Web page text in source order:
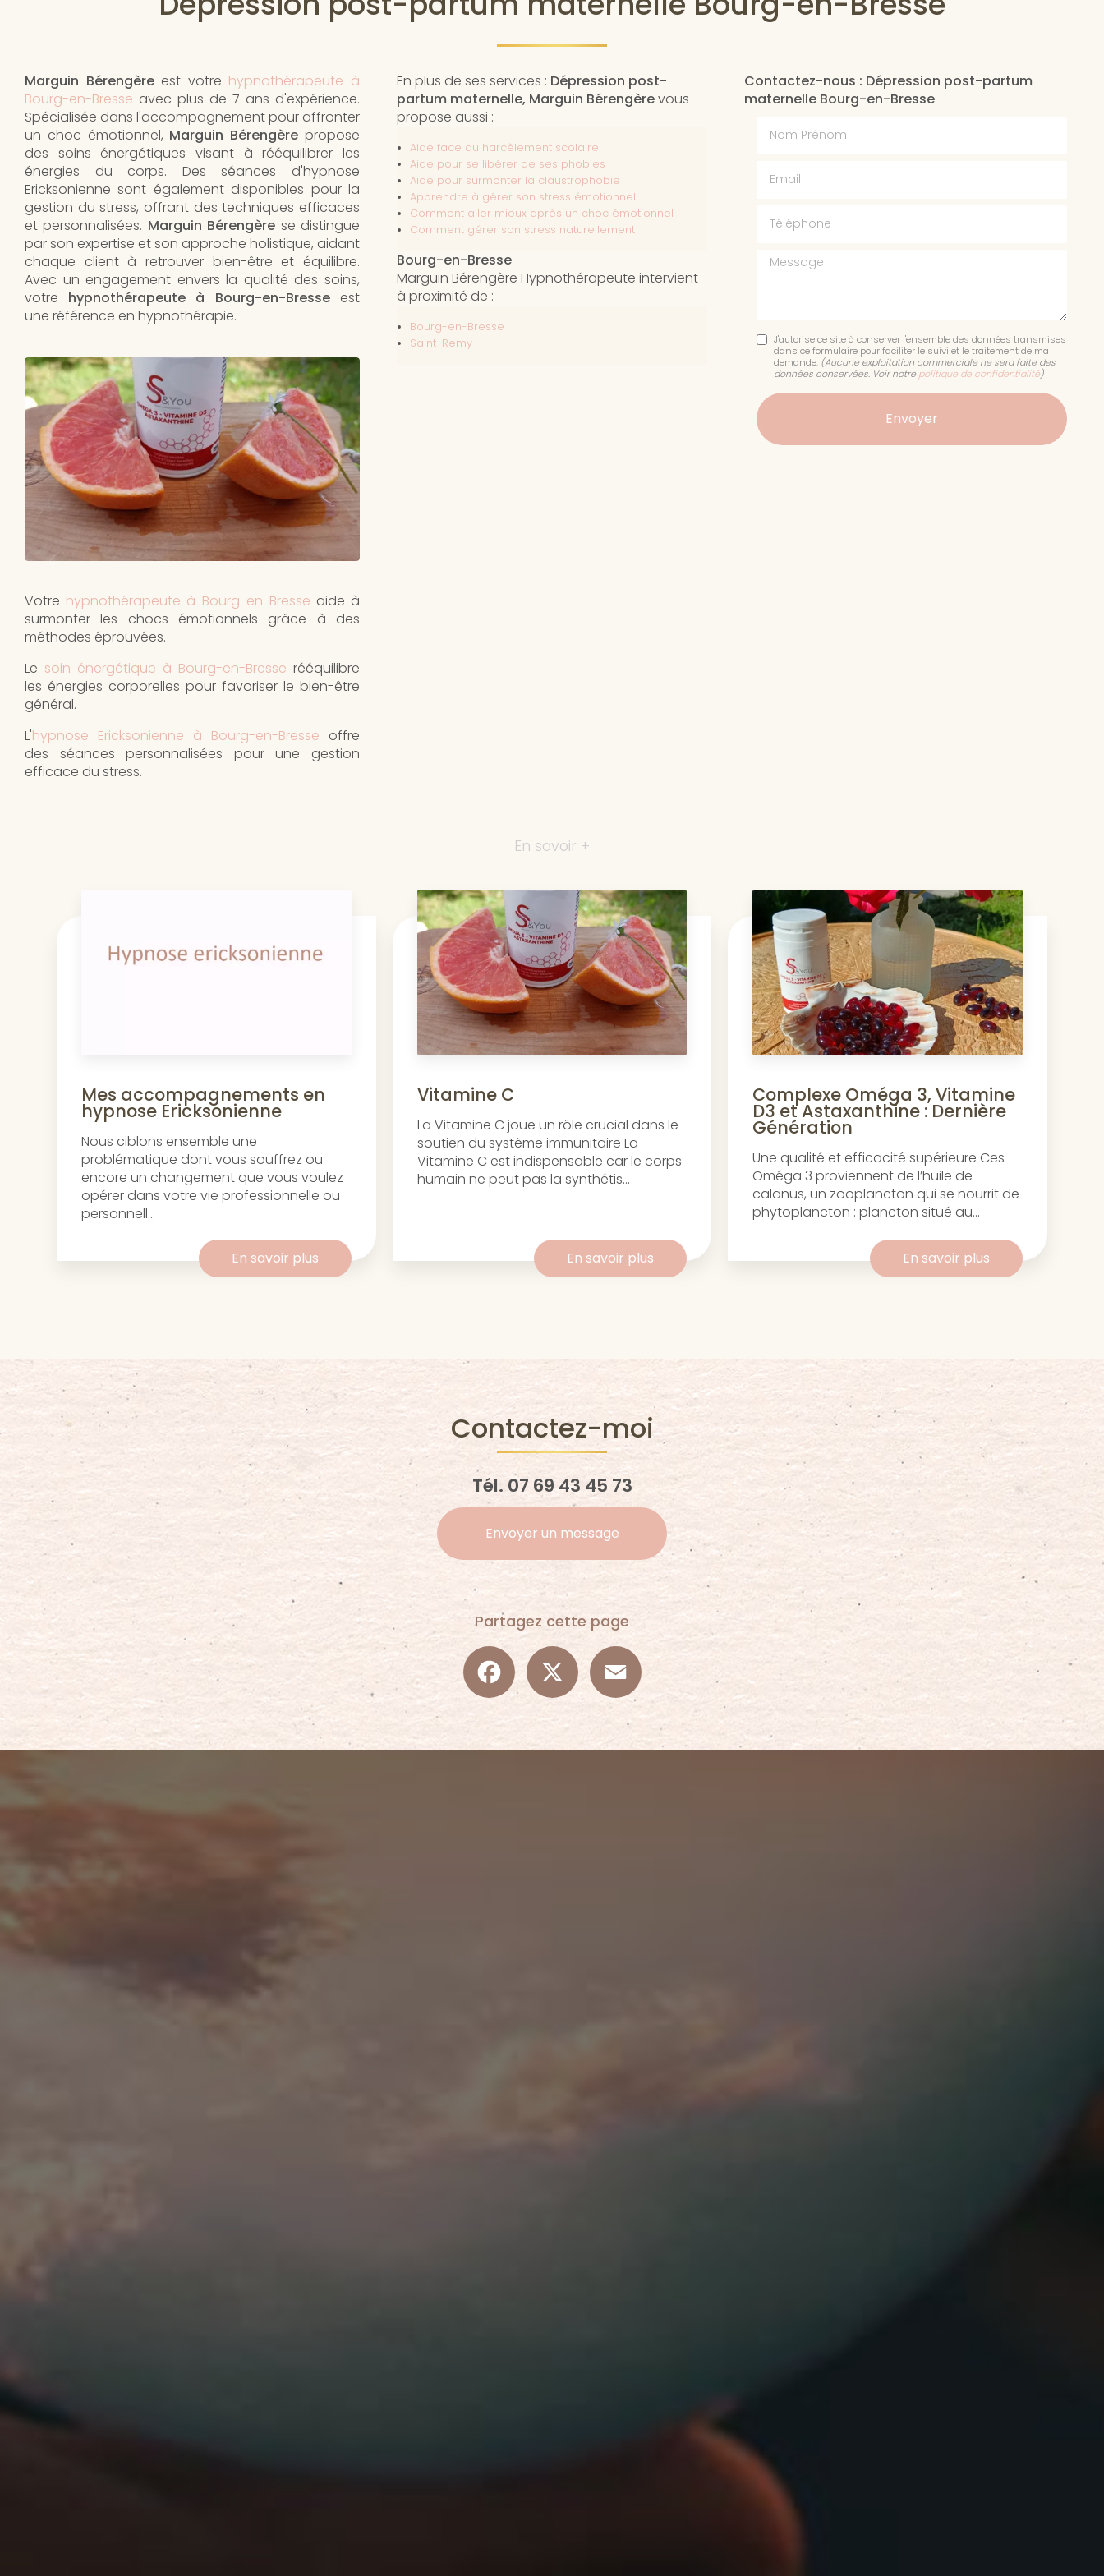
Marguin Bérengère est votre hypnothérapeute à
Bourg-en-Bresse avec plus de 7 ans d'expérience.
Spécialisée dans l'accompagnement pour affronter
un choc émotionnel, Marguin Bérengère propose
des soins énergétiques visant à rééquilibrer les
énergies du corps. Des séances d'hypnose
Ericksonienne sont également disponibles pour la
gestion du stress, offrant des techniques efficaces
et personnalisées. Marguin Bérengère se distingue
par son expertise et son approche holistique, aidant
chaque client à retrouver bien-être et équilibre.
Avec un engagement envers la qualité des soins,
votre hypnothérapeute à Bourg-en-Bresseest
une référence en hypnothérapie.
Votre hypnothérapeute à Bourg-en-Bresse aide à
surmonter les chocs émotionnels grâce à des
méthodes éprouvées.
Le soin énergétique à Bourg-en-Bresse rééquilibre
les énergies corporelles pour favoriser le bien-être
général.
L'hypnose Ericksonienne à Bourg-en-Bresse offre
des séances personnalisées pour une gestion
efficace du stress.
En plus de ses services : Dépression post-
partum maternelle, Marguin Bérengèrevous
propose aussi :
Aide face au harcèlement scolaire
Aide pour se libérer de ses phobies
Aide pour surmonter la claustrophobie
Apprendre à gérer son stress émotionnel
Comment aller mieux après un choc émotionnel
Comment gérer son stress naturellement
Bourg-en-Bresse
Marguin Bérengère Hypnothérapeute intervient
à proximité de :
Bourg-en-Bresse
Saint-Remy
Contactez-nous : Dépression post-partum
maternelle Bourg-en-Bresse
Message
J'autorise ce site à conserver l'ensemble des données transmises
dans ce formulaire pour faciliter le suivi et le traitement de ma
demande. (Aucune exploitation commerciale ne sera faite des
données conservées. Voir notre politique de confidentialité)
En savoir +
Mes accompagnements en
hypnose Ericksonienne
Nous ciblons ensemble une
problématique dont vous souffrez ou
encore un changement que vous voulez
opérer dans votre vie professionnelle ou
personnell...
En savoir plus
Vitamine C
La Vitamine C joue un rôle crucial dans le
soutien du système immunitaire La
Vitamine C est indispensable car le corps
humain ne peut pas la synthétis...
En savoir plus
Complexe Oméga 3, Vitamine
D3 et Astaxanthine : Dernière
Génération
Une qualité et efficacité supérieure Ces
Oméga 3 proviennent de l’huile de
calanus, un zooplancton qui se nourrit de
phytoplancton : plancton situé au...
En savoir plus
Contactez-moi
Tél. 07 69 43 45 73
Envoyer un message
Partagez cette page
Facebook Email